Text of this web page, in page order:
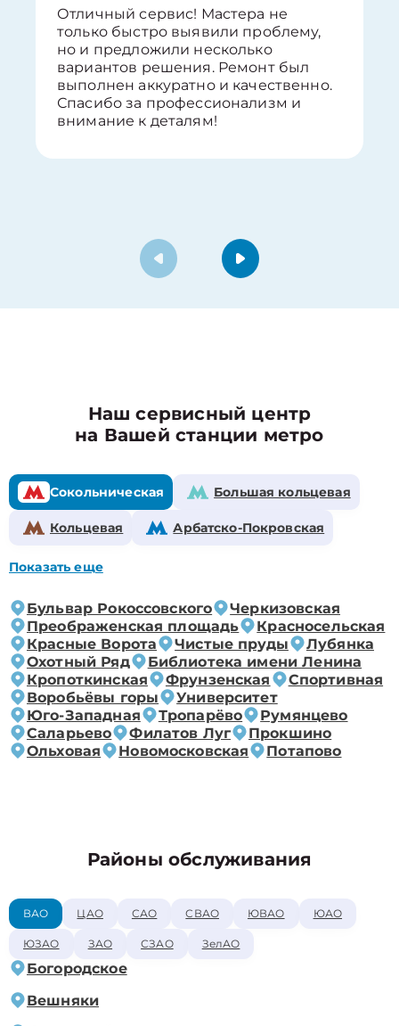
Отличный сервис! Мастера не
только быстро выявили проблему,
но и предложили несколько
вариантов решения. Ремонт был
выполнен аккуратно и качественно.
Спасибо за профессионализм и
внимание к деталям!
Наш сервисный центр
на Вашей станции метро
Сокольническая Большая кольцевая
Кольцевая Арбатско-Покровская
Показать еще
Бульвар Рокоссовского
Черкизовская
Преображенская площадь
Красносельская
Красные Ворота
Чистые пруды
Лубянка
Охотный Ряд
Библиотека имени Ленина
Кропоткинская
Фрунзенская
Спортивная
Воробьёвы горы
Университет
Юго-Западная
Тропарёво
Румянцево
Саларьево
Филатов Луг
Прокшино
Ольховая
Новомосковская Потапово
Районы обслуживания
ВАО ЦАО САО СВАО ЮВАО ЮАО
ЮЗАО ЗАО СЗАО ЗелАО
Богородское
Вешняки